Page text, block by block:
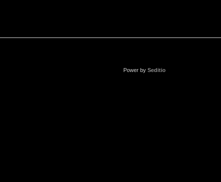
Power by Seditio